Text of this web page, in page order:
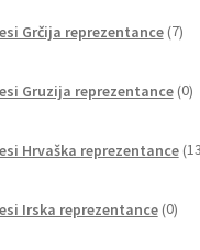
Grčija reprezentance 7
Gruzija reprezentance 0
Hrvaška reprezentance 13
Irska reprezentance 0